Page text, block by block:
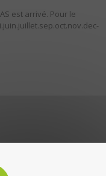
est arrivé. Pour le